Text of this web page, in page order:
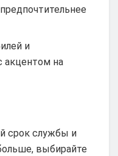
и
акцентом на
срок службы и
выбирайте